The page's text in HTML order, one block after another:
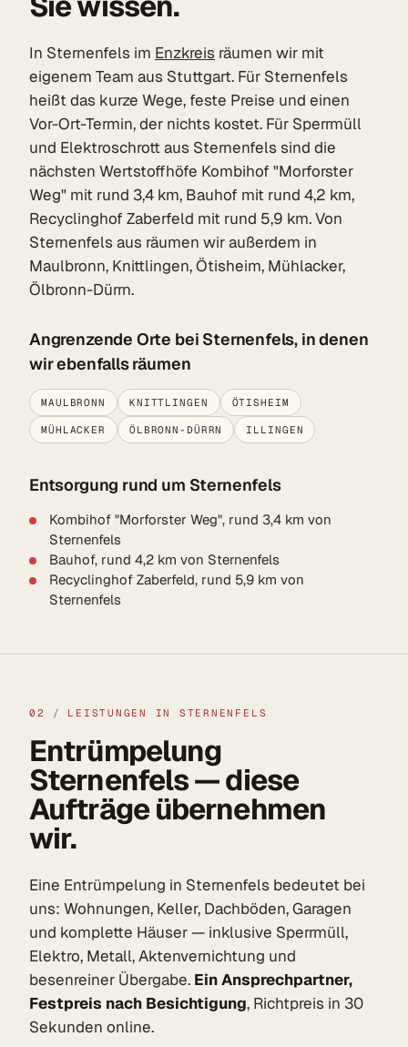
In Sternenfels im Enzkreis räumen wir mit
eigenem Team aus Stuttgart. Für Sternenfels
heißt das kurze Wege, feste Preise und einen
Vor-Ort-Termin, der nichts kostet. Für Sperrmüll
und Elektroschrott aus Sternenfels sind die
nächsten Wertstoffhöfe Kombihof "Morforster
Weg" mit rund 3,4 km, Bauhof mit rund 4,2 km,
Recyclinghof Zaberfeld mit rund 5,9 km. Von
Sternenfels aus räumen wir außerdem in
Maulbronn, Knittlingen, Ötisheim, Mühlacker,
Ölbronn-Dürrn.
Angrenzende Orte bei Sternenfels, in denen
wir ebenfalls räumen
MAULBRONN KNITTLINGEN ÖTISHEIM
MÜHLACKER ÖLBRONN-DÜRRN ILLINGEN
Entsorgung rund um Sternenfels
Kombihof "Morforster Weg", rund 3,4 km von
Sternenfels
Bauhof, rund 4,2 km von Sternenfels
Recyclinghof Zaberfeld, rund 5,9 km von
Sternenfels
02 / LEISTUNGEN IN STERNENFELS
Entrümpelung
Sternenfels — diese
Aufträge übernehmen
wir.
Eine Entrümpelung in Sternenfels bedeutet bei
uns: Wohnungen, Keller, Dachböden, Garagen
und komplette Häuser — inklusive Sperrmüll,
Elektro, Metall, Aktenvernichtung und
besenreiner Übergabe. Ein Ansprechpartner,
Festpreis nach Besichtigung, Richtpreis in 30
Sekunden online.